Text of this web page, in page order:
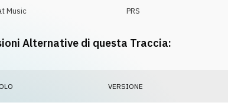
Music
PRS
Alternative di questa Traccia:
VERSIONE